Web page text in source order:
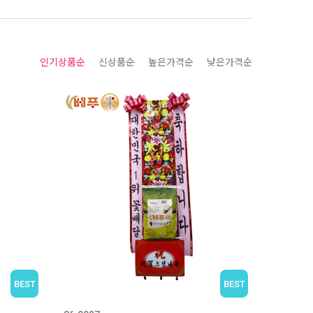
인기상품순 신상품순 높은가격순 낮은가격순
BEST BEST